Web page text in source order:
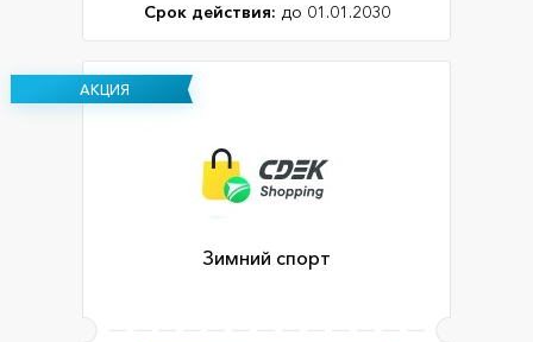
Срок действия: до 01.01.2030
АКЦИЯ
Зимний спорт